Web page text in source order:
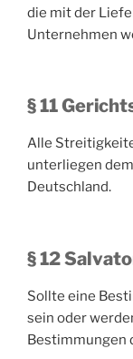
die mit der
Unternehmen
§ 11
Alle
unterliegen
Deutschland.
§ 12
Sollte eine
sein oder
Bestimmungen